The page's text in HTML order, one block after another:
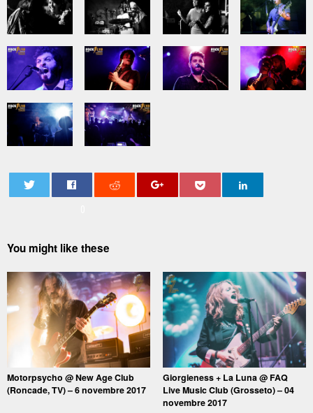
You might like these
Motorpsycho @ New Age Club
(Roncade, TV) – 6 novembre 2017
Giorgieness + La Luna @ FAQ
Live Music Club (Grosseto) – 04
novembre 2017